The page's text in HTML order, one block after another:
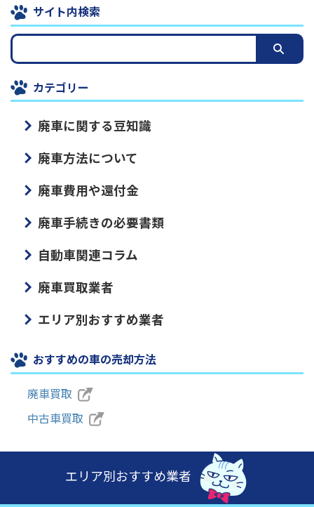
サイト内検索
カテゴリー
廃車に関する豆知識
廃車方法について
廃車費用や還付金
廃車手続きの必要書類
自動車関連コラム
廃車買取業者
エリア別おすすめ業者
おすすめの車の売却方法
廃車買取
中古車買取
エリア別おすすめ業者